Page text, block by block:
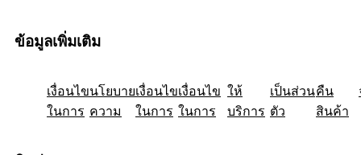
ข้อมูลเพิ่มเติม
เงื่อนไข
ในการ
ให้
บริการ
นโยบาย
ความ
เป็นส่วน
ตัว
เงื่อนไข
ในการ
คืน
สินค้า
เงื่อนไข
ในการ